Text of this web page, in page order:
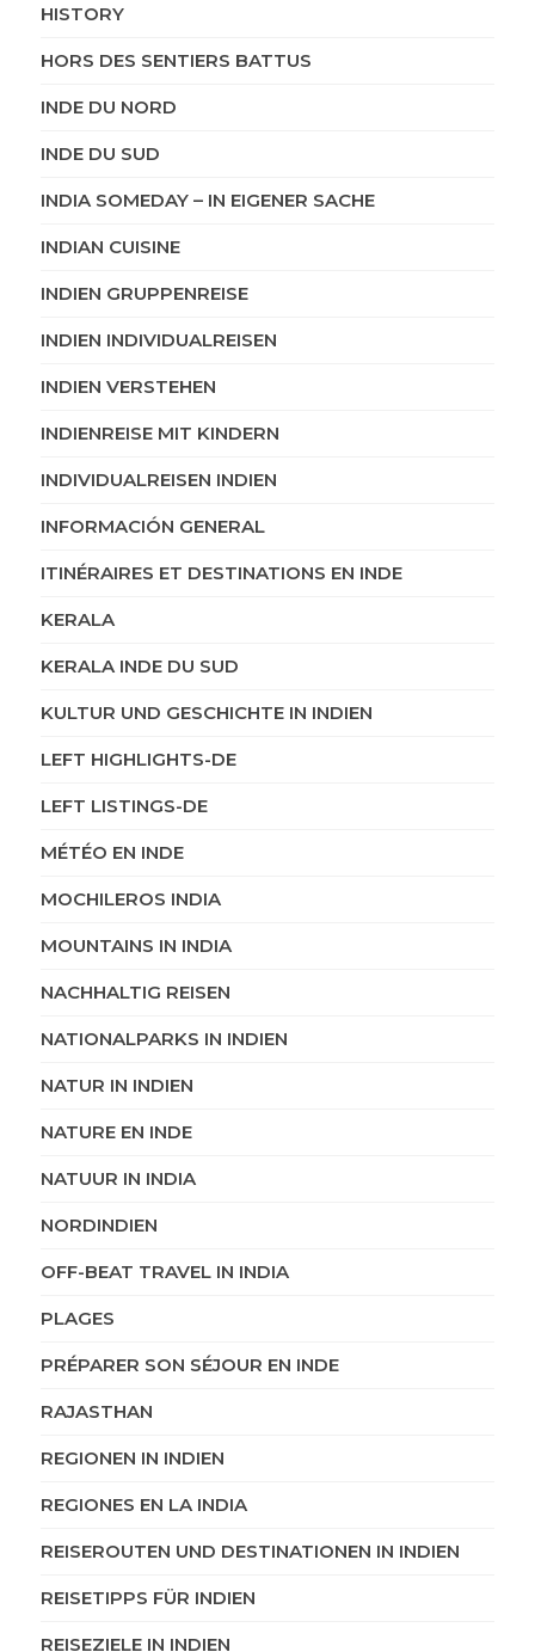
HISTORY
HORS DES SENTIERS BATTUS
INDE DU NORD
INDE DU SUD
INDIA SOMEDAY – IN EIGENER SACHE
INDIAN CUISINE
INDIEN GRUPPENREISE
INDIEN INDIVIDUALREISEN
INDIEN VERSTEHEN
INDIENREISE MIT KINDERN
INDIVIDUALREISEN INDIEN
INFORMACIÓN GENERAL
ITINÉRAIRES ET DESTINATIONS EN INDE
KERALA
KERALA INDE DU SUD
KULTUR UND GESCHICHTE IN INDIEN
LEFT HIGHLIGHTS-DE
LEFT LISTINGS-DE
MÉTÉO EN INDE
MOCHILEROS INDIA
MOUNTAINS IN INDIA
NACHHALTIG REISEN
NATIONALPARKS IN INDIEN
NATUR IN INDIEN
NATURE EN INDE
NATUUR IN INDIA
NORDINDIEN
OFF-BEAT TRAVEL IN INDIA
PLAGES
PRÉPARER SON SÉJOUR EN INDE
RAJASTHAN
REGIONEN IN INDIEN
REGIONES EN LA INDIA
REISEROUTEN UND DESTINATIONEN IN INDIEN
REISETIPPS FÜR INDIEN
REISEZIELE IN INDIEN